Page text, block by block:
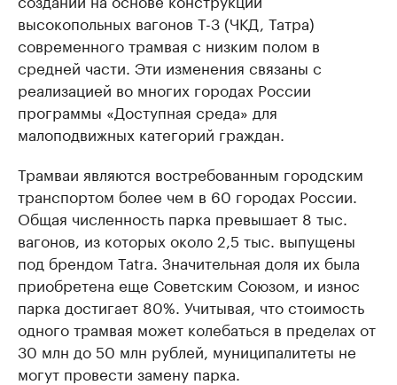
высокопольных вагонов T-3 (ЧКД, Татра)
современного трамвая с низким полом в
средней части. Эти изменения связаны с
реализацией во многих городах России
программы «Доступная среда» для
малоподвижных категорий граждан.
Трамваи являются востребованным городским
транспортом более чем в 60 городах России.
Общая численность парка превышает 8 тыс.
вагонов, из которых около 2,5 тыс. выпущены
под брендом Tatra. Значительная доля их была
приобретена еще Советским Союзом, и износ
парка достигает 80%. Учитывая, что стоимость
одного трамвая может колебаться в пределах от
30 млн до 50 млн рублей, муниципалитеты не
могут провести замену парка.​